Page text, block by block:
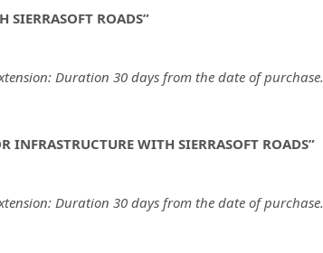
SIERRASOFT ROADS”
Duration 30 days from the date of purchase.
INFRASTRUCTURE WITH SIERRASOFT ROADS”
Duration 30 days from the date of purchase.